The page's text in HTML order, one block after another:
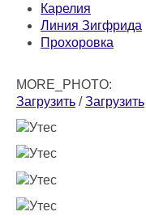
Карелия
Линия Зигфрида
Прохоровка
MORE_PHOTO:
Загрузить /Загрузить